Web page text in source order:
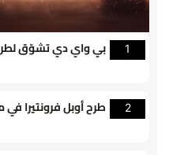
1 بي واي دي تشوّق لطراز "تاي 9"
2 طرح أوبل فرونتيرا في مصر